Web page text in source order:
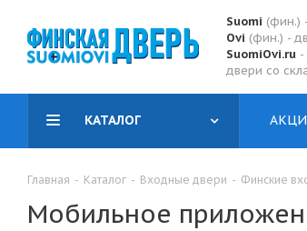
Suomi (фин.)
Ovi (фин.) -
SuomiOvi.ru
двери со
КАТАЛОГ
Главная - Каталог - Входные двери - Финские
Мобильное